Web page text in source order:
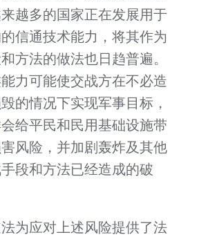
越多的国家正在发展用于
信通技术能力，将其作为
方法的做法也日趋普遍。
力可能使交战方在不必造
的情况下实现军事目标，
给平民和民用基础设施带
风险，并加剧轰炸及其他
段和方法已经造成的破
为应对上述风险提供了法